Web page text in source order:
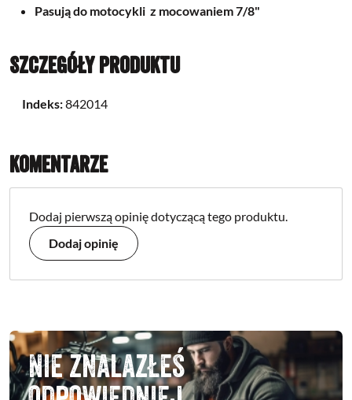
Pasują do motocykli z mocowaniem 7/8"
Szczegóły produktu
Indeks:842014
Komentarze
Dodaj pierwszą opinię dotyczącą tego produktu.
Dodaj opinię
Nie znalazłeś